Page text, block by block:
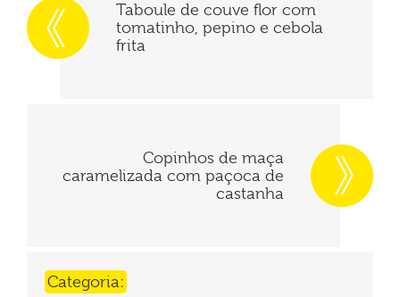
Taboule de couve flor com
tomatinho, pepino e cebola
frita
Copinhos de maça
caramelizada com paçoca de
castanha
Categoria: